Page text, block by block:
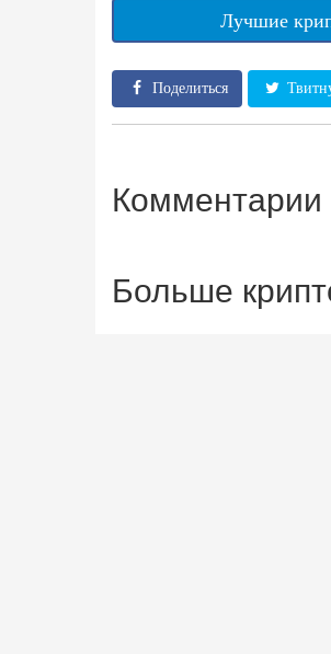
Лучшие
Поделиться
Комментарии
Больше